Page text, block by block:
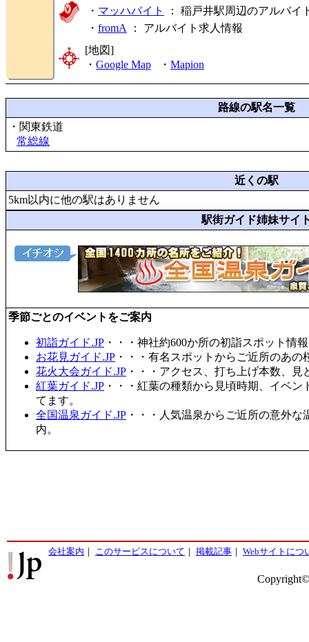
・ マッハバイト
： 稲戸井駅周辺のアルバイ
・ fromA ： アルバイト求人情報
[地図]
・ Google Map ・ Mapion
路線の駅名一覧
・関東鉄道
常総線
近くの駅
5km以内に他の駅はありません
駅街ガイド姉妹サイ
季節ごとのイベントをご案内
初詣ガイド.JP ・・・神社約600か所の初詣スポット情
お花見ガイド.JP ・・・有名スポットからご近所のあ
花火大会ガイド.JP ・・・アクセス、打ち上げ本数、
紅葉ガイド.JP ・・・紅葉の種類から見頃時期、イベ
てます。
全国温泉ガイド.JP ・・・人気温泉からご近所の意外
内。
会社案内 ｜ このサービスについて ｜ 掲載記事 ｜ Webサイトにつ